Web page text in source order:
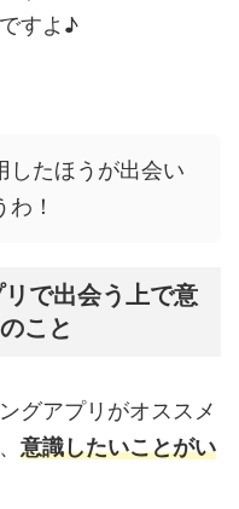
すよ♪
したほうが出会い
！
で出会う上で意
こと
グアプリがオススメ
意識したいことがい